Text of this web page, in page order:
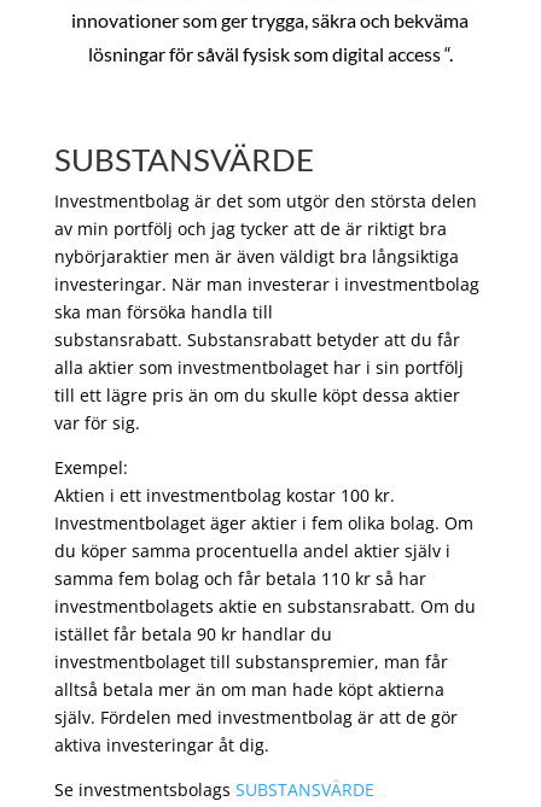
innovationer som ger trygga, säkra och bekväma
lösningar för såväl fysisk som digital access “.
SUBSTANSVÄRDE
Investmentbolag är det som utgör den största delen
av min portfölj och jag tycker att de är riktigt bra
nybörjaraktier men är även väldigt bra långsiktiga
investeringar. När man investerar i investmentbolag
ska man försöka handla till
substansrabatt. Substansrabatt betyder att du får
alla aktier som investmentbolaget har i sin portfölj
till ett lägre pris än om du skulle köpt dessa aktier
var för sig.
Exempel:
Aktien i ett investmentbolag kostar 100 kr.
Investmentbolaget äger aktier i fem olika bolag. Om
du köper samma procentuella andel aktier själv i
samma fem bolag och får betala 110 kr så har
investmentbolagets aktie en substansrabatt. Om du
istället får betala 90 kr handlar du
investmentbolaget till substanspremier, man får
alltså betala mer än om man hade köpt aktierna
själv. Fördelen med investmentbolag är att de gör
aktiva investeringar åt dig.
Se investmentsbolags SUBSTANSVÄRDE